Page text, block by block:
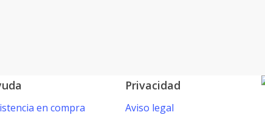
en compra
Privacidad
Aviso legal